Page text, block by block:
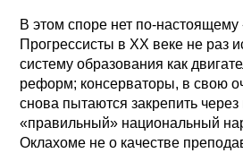
В этом споре нет по-
Прогрессисты в ХХ веке не раз
систему образования как
реформ; консерваторы, в свою
снова пытаются закрепить
«правильный» национальный
Оклахоме не о качестве